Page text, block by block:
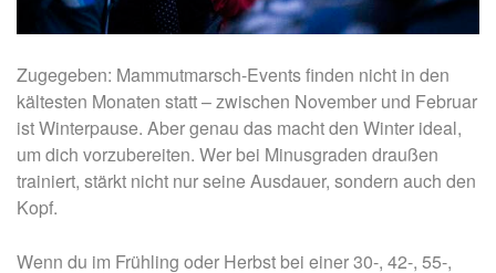
Zugegeben: Mammutmarsch-Events finden nicht in den
kältesten Monaten statt – zwischen November und Februar
ist Winterpause. Aber genau das macht den Winter ideal,
um dich vorzubereiten. Wer bei Minusgraden draußen
trainiert, stärkt nicht nur seine Ausdauer, sondern auch den
Kopf.
Wenn du im Frühling oder Herbst bei einer 30-, 42-, 55-,